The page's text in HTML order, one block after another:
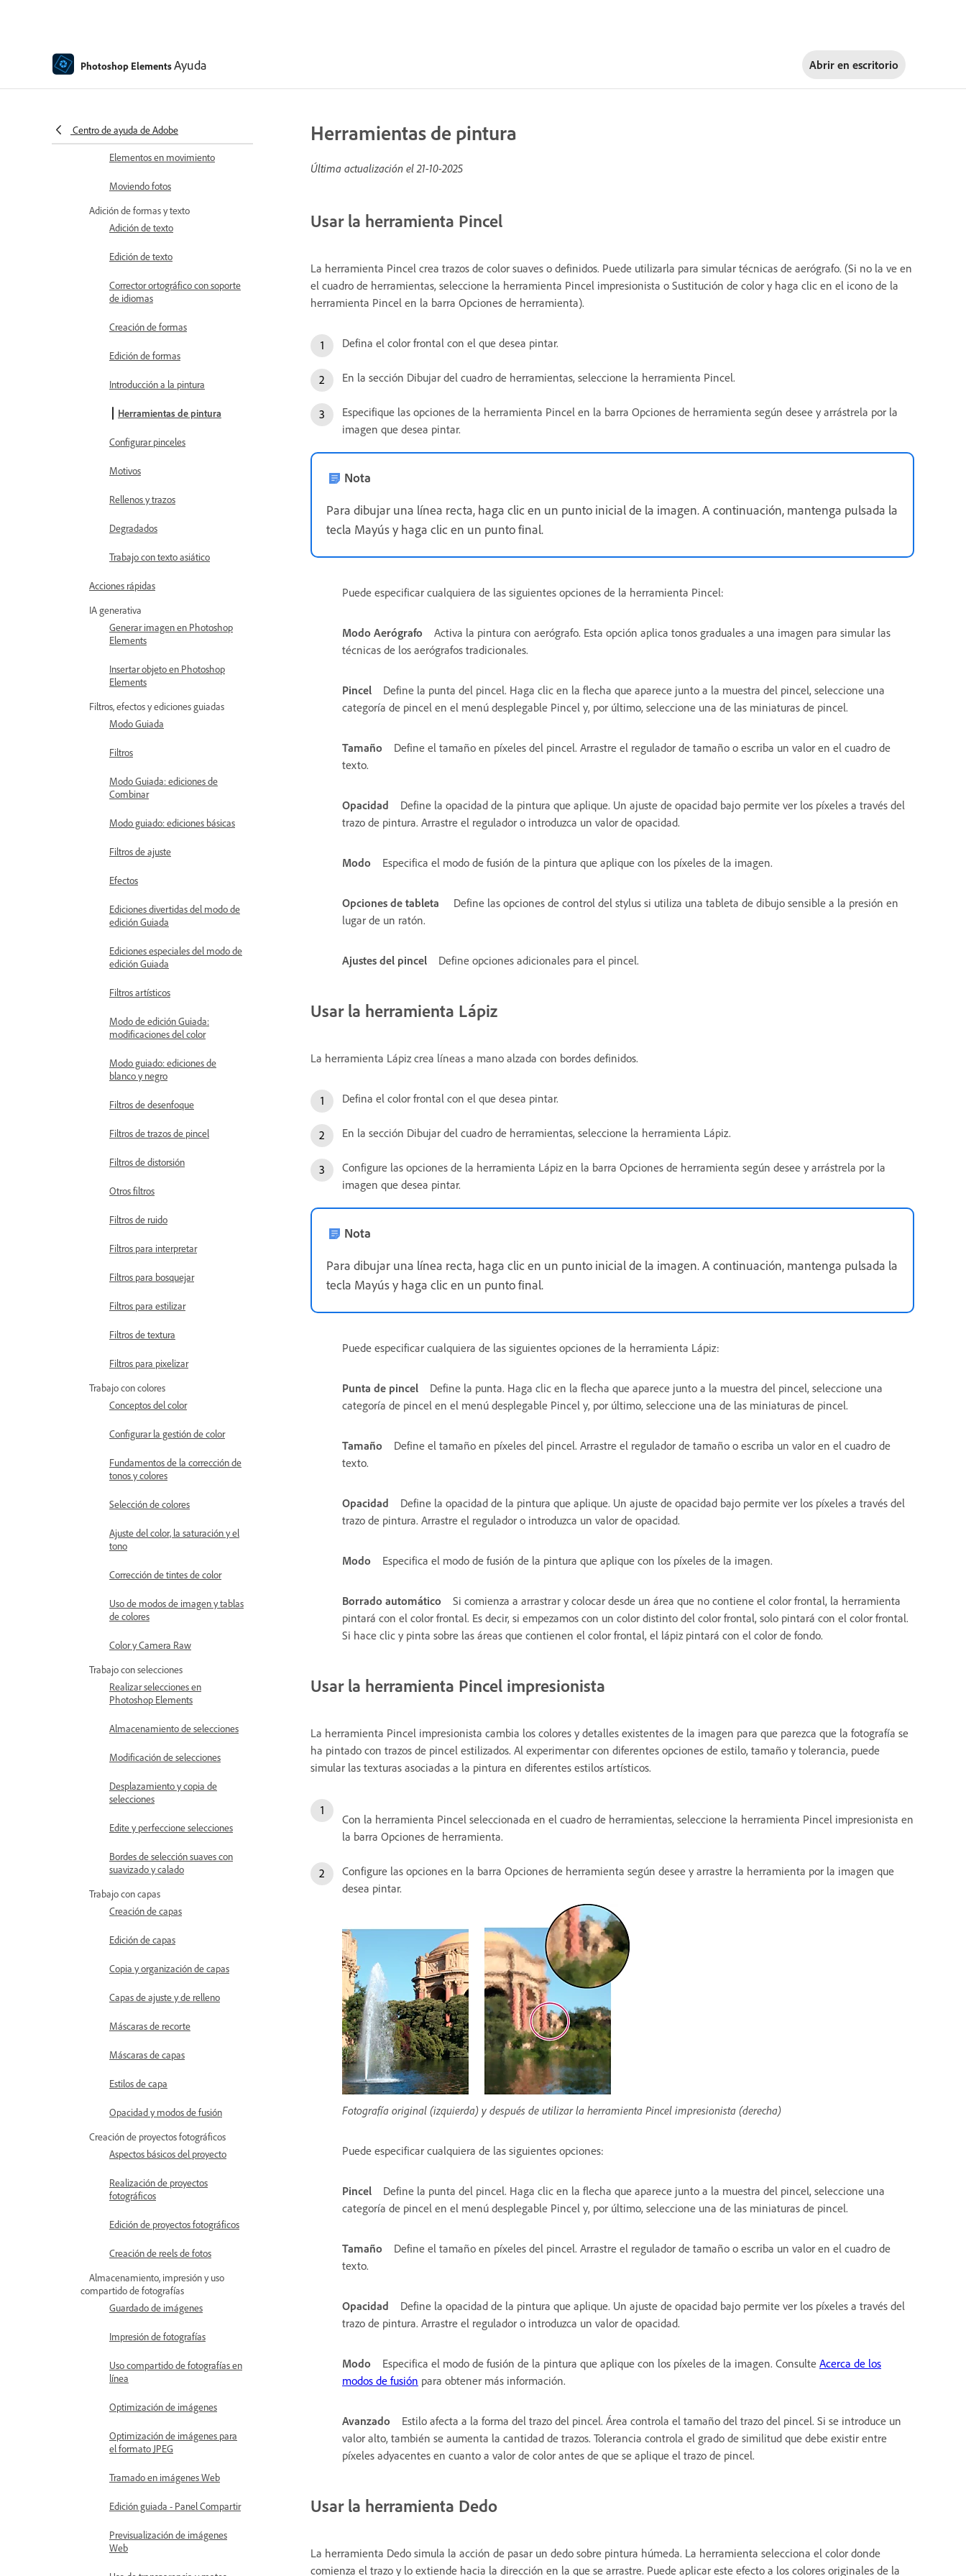
Photoshop ElementsAyuda Abrir en escritorio
Centro de ayuda de Adobe
Composición de Photomerge
Creación de imágenes
Superposiciones en movimiento
Elementos en movimiento
Moviendo fotos
Adición de formas y texto
Adición de texto
Edición de texto
Corrector ortográfico con soporte
de idiomas
Creación de formas
Edición de formas
Introducción a la pintura
Herramientas de pintura
Configurar pinceles
Motivos
Rellenos y trazos
Degradados
Trabajo con texto asiático
Acciones rápidas
IA generativa
Generar imagen en Photoshop
Elements
Insertar objeto en Photoshop
Elements
Filtros, efectos y ediciones guiadas
Modo Guiada
Filtros
Modo Guiada: ediciones de
Combinar
Modo guiado: ediciones básicas
Filtros de ajuste
Efectos
Ediciones divertidas del modo de
edición Guiada
Ediciones especiales del modo de
edición Guiada
Filtros artísticos
Modo de edición Guiada:
modificaciones del color
Modo guiado: ediciones de
blanco y negro
Filtros de desenfoque
Filtros de trazos de pincel
Filtros de distorsión
Otros filtros
Filtros de ruido
Filtros para interpretar
Filtros para bosquejar
Filtros para estilizar
Filtros de textura
Filtros para pixelizar
Trabajo con colores
Conceptos del color
Configurar la gestión de color
Fundamentos de la corrección de
tonos y colores
Selección de colores
Ajuste del color, la saturación y el
tono
Corrección de tintes de color
Uso de modos de imagen y tablas
de colores
Color y Camera Raw
Trabajo con selecciones
Realizar selecciones en
Photoshop Elements
Almacenamiento de selecciones
Modificación de selecciones
Desplazamiento y copia de
selecciones
Edite y perfeccione selecciones
Bordes de selección suaves con
suavizado y calado
Trabajo con capas
Creación de capas
Edición de capas
Copia y organización de capas
Capas de ajuste y de relleno
Máscaras de recorte
Máscaras de capas
Estilos de capa
Opacidad y modos de fusión
Creación de proyectos fotográficos
Aspectos básicos del proyecto
Realización de proyectos
fotográficos
Edición de proyectos fotográficos
Creación de reels de fotos
Almacenamiento, impresión y uso
compartido de fotografías
Guardado de imágenes
Impresión de fotografías
Uso compartido de fotografías en
línea
Optimización de imágenes
Optimización de imágenes para
el formato JPEG
Tramado en imágenes Web
Edición guiada - Panel Compartir
Previsualización de imágenes
Web
Herramientas de pintura
Última actualización el21-10-2025
Usar la herramienta Pincel
La herramienta Pincel crea trazos de color suaves o definidos. Puede utilizarla para simular técnicas de aerógrafo. (Si no la ve en
el cuadro de herramientas, seleccione la herramienta Pincel impresionista o Sustitución de color y haga clic en el icono de la
herramienta Pincel en la barra Opciones de herramienta).
Defina el color frontal con el que desea pintar.
En la sección Dibujar del cuadro de herramientas, seleccione la herramienta Pincel.
Especifique las opciones de la herramienta Pincel en la barra Opciones de herramienta según desee y arrástrela por la
imagen que desea pintar.
Nota
Para dibujar una línea recta, haga clic en un punto inicial de la imagen. A continuación, mantenga pulsada la
tecla Mayús y haga clic en un punto final.
Puede especificar cualquiera de las siguientes opciones de la herramienta Pincel:
Modo Aerógrafo
Activa la pintura con aerógrafo. Esta opción aplica tonos graduales a una imagen para simular las
técnicas de los aerógrafos tradicionales.
Pincel
Define la punta del pincel. Haga clic en la flecha que aparece junto a la muestra del pincel, seleccione una
categoría de pincel en el menú desplegable Pincel y, por último, seleccione una de las miniaturas de pincel.
Tamaño
Define el tamaño en píxeles del pincel. Arrastre el regulador de tamaño o escriba un valor en el cuadro de
texto.
Opacidad
Define la opacidad de la pintura que aplique. Un ajuste de opacidad bajo permite ver los píxeles a través del
trazo de pintura. Arrastre el regulador o introduzca un valor de opacidad.
Modo Especifica el modo de fusión de la pintura que aplique con los píxeles de la imagen.
Opciones de tableta
Define las opciones de control del stylus si utiliza una tableta de dibujo sensible a la presión en
lugar de un ratón.
Ajustes del pincel Define opciones adicionales para el pincel.
Usar la herramienta Lápiz
La herramienta Lápiz crea líneas a mano alzada con bordes definidos.
Defina el color frontal con el que desea pintar.
En la sección Dibujar del cuadro de herramientas, seleccione la herramienta Lápiz.
Configure las opciones de la herramienta Lápiz en la barra Opciones de herramienta según desee y arrástrela por la
imagen que desea pintar.
Nota
Para dibujar una línea recta, haga clic en un punto inicial de la imagen. A continuación, mantenga pulsada la
tecla Mayús y haga clic en un punto final.
Puede especificar cualquiera de las siguientes opciones de la herramienta Lápiz:
Punta de pincel
Define la punta. Haga clic en la flecha que aparece junto a la muestra del pincel, seleccione una
categoría de pincel en el menú desplegable Pincel y, por último, seleccione una de las miniaturas de pincel.
Tamaño
Define el tamaño en píxeles del pincel. Arrastre el regulador de tamaño o escriba un valor en el cuadro de
texto.
Opacidad
Define la opacidad de la pintura que aplique. Un ajuste de opacidad bajo permite ver los píxeles a través del
trazo de pintura. Arrastre el regulador o introduzca un valor de opacidad.
Modo Especifica el modo de fusión de la pintura que aplique con los píxeles de la imagen.
Borrado automático
Si comienza a arrastrar y colocar desde un área que no contiene el color frontal, la herramienta
pintará con el color frontal. Es decir, si empezamos con un color distinto del color frontal, solo pintará con el color frontal.
Si hace clic y pinta sobre las áreas que contienen el color frontal, el lápiz pintará con el color de fondo.
Usar la herramienta Pincel impresionista
La herramienta Pincel impresionista cambia los colores y detalles existentes de la imagen para que parezca que la fotografía se
ha pintado con trazos de pincel estilizados. Al experimentar con diferentes opciones de estilo, tamaño y tolerancia, puede
simular las texturas asociadas a la pintura en diferentes estilos artísticos.
Con la herramienta Pincel seleccionada en el cuadro de herramientas, seleccione la herramienta Pincel impresionista en
la barra Opciones de herramienta.
Configure las opciones en la barra Opciones de herramienta según desee y arrastre la herramienta por la imagen que
desea pintar.
Fotografía original (izquierda) y después de utilizar la herramienta Pincel impresionista (derecha)
Puede especificar cualquiera de las siguientes opciones:
Pincel
Define la punta del pincel. Haga clic en la flecha que aparece junto a la muestra del pincel, seleccione una
categoría de pincel en el menú desplegable Pincel y, por último, seleccione una de las miniaturas de pincel.
Tamaño
Define el tamaño en píxeles del pincel. Arrastre el regulador de tamaño o escriba un valor en el cuadro de
texto.
Opacidad
Define la opacidad de la pintura que aplique. Un ajuste de opacidad bajo permite ver los píxeles a través del
trazo de pintura. Arrastre el regulador o introduzca un valor de opacidad.
Modo Especifica el modo de fusión de la pintura que aplique con los píxeles de la imagen. Consulte Acerca de los
modos de fusión para obtener más información.
Avanzado
Estilo afecta a la forma del trazo del pincel. Área controla el tamaño del trazo del pincel. Si se introduce un
valor alto, también se aumenta la cantidad de trazos. Tolerancia controla el grado de similitud que debe existir entre
píxeles adyacentes en cuanto a valor de color antes de que se aplique el trazo de pincel.
Usar la herramienta Dedo
La herramienta Dedo simula la acción de pasar un dedo sobre pintura húmeda. La herramienta selecciona el color donde
comienza el trazo y lo extiende hacia la dirección en la que se arrastre. Puede aplicar este efecto a los colores originales de la